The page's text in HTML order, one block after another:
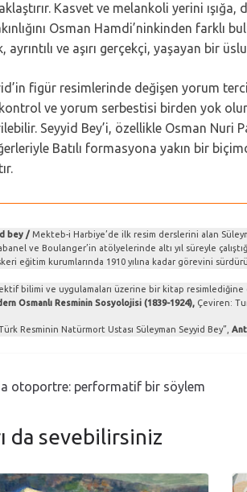
Kasvet ve melankoli yerini
Osman Hamdi’ninkinden
ayrıntılı ve aşırı gerçekçi, yaşayan bir
figür resimlerinde değişen yorum
ve yorum serbestisi birden yok
Seyyid Bey’i, özellikle Osman Nuri
Batılı formasyona yakın bir
bey / Mekteb-i Harbiye’de ilk resim derslerini alan
ve Boulanger’in atölyelerinde altı yıl süreyle
eğitim kurumlarında 1910 yılına kadar görevini
bilimi ve uygulamaları üzerine bir kitap
Osmanlı Resminin Sosyolojisi (1839-1924), Çeviren:
Resminin Natürmort Ustası Süleyman Seyyid Bey”,
otoportre: performatif bir söylem
da sevebilirsiniz